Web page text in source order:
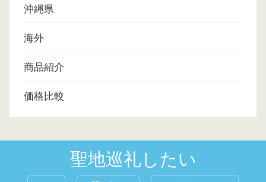
沖縄県
海外
商品紹介
価格比較
聖地巡礼したい